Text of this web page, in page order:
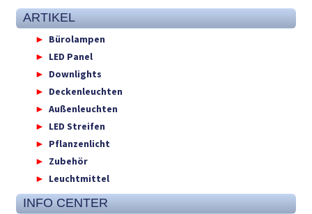
ARTIKEL
Bürolampen
LED Panel
Downlights
Deckenleuchten
Außenleuchten
LED Streifen
Pflanzenlicht
Zubehör
Leuchtmittel
INFO CENTER